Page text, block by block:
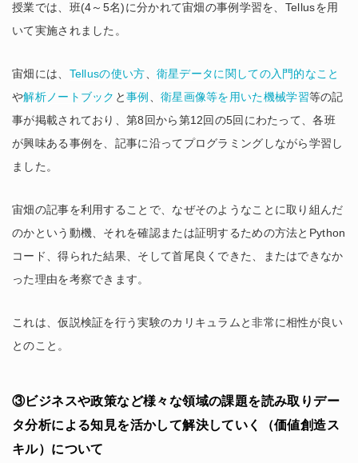
授業では、班(4～5名)に分かれて宙畑の事例学習を、Tellusを用
いて実施されました。
宙畑には、 Tellusの使い方、 衛星データに関しての入門的なこと
や解析ノートブック と事例 、 衛星画像等を用いた機械学習等の記
事が掲載されており、第8回から第12回の5回にわたって、各班
が興味ある事例を、記事に沿ってプログラミングしながら学習し
ました。
宙畑の記事を利用することで、なぜそのようなことに取り組んだ
のかという動機、それを確認または証明するための方法とPython
コード、得られた結果、そして首尾良くできた、またはできなか
った理由を考察できます。
これは、仮説検証を行う実験のカリキュラムと非常に相性が良い
とのこと。
③ビジネスや政策など様々な領域の課題を読み取りデー
タ分析による知見を活かして解決していく（価値創造ス
キル）について